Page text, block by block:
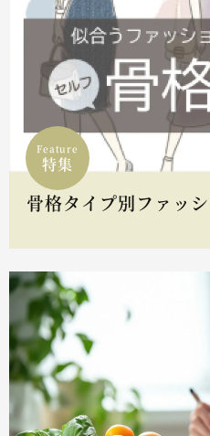
Feature
特集
骨格タイプ別ファッ